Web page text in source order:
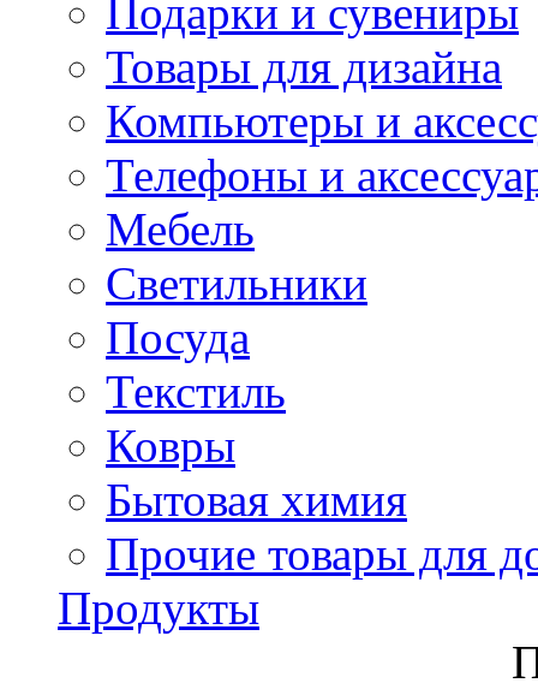
Подарки и сувениры
Товары для дизайна
Компьютеры и
Телефоны и
Мебель
Светильники
Посуда
Текстиль
Ковры
Бытовая химия
Прочие товары для
Продукты